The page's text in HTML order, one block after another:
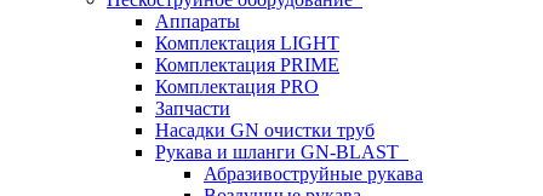
Аппараты
Комплектация LIGHT
Комплектация PRIME
Комплектация PRO
Запчасти
Насадки GN очистки труб
Рукава и шланги GN-BLAST
Абразивоструйные рукава